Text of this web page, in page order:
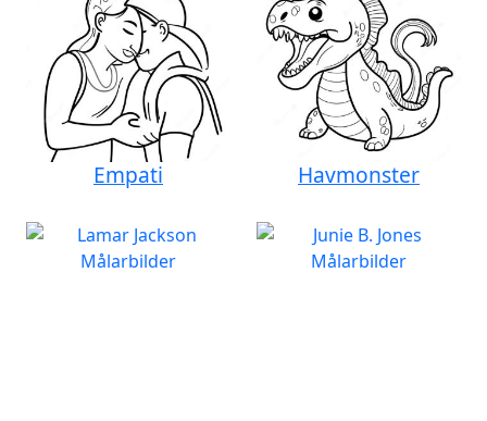
Empati Havmonster